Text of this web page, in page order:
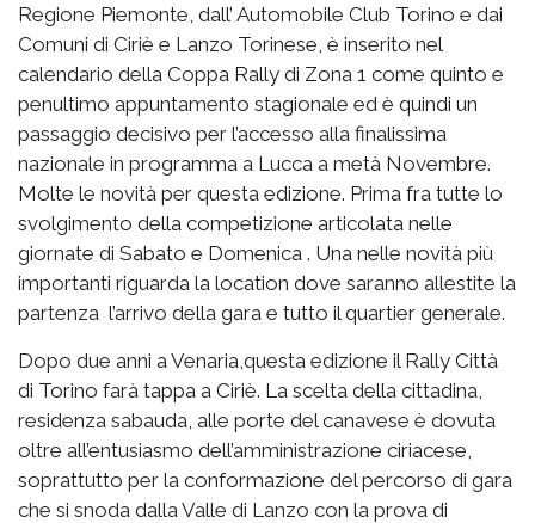
Regione Piemonte, dall’ Automobile Club Torino e dai
Comuni di Ciriè e Lanzo Torinese, è inserito nel
calendario della Coppa Rally di Zona 1 come quinto e
penultimo appuntamento stagionale ed è quindi un
passaggio decisivo per l’accesso alla finalissima
nazionale in programma a Lucca a metà Novembre.
Molte le novità per questa edizione. Prima fra tutte lo
svolgimento della competizione articolata nelle
giornate di Sabato e Domenica . Una nelle novità più
importanti riguarda la location dove saranno allestite la
partenza l’arrivo della gara e tutto il quartier generale.
Dopo due anni a Venaria,questa edizione il Rally Città
di Torino farà tappa a Ciriè. La scelta della cittadina,
residenza sabauda, alle porte del canavese è dovuta
oltre all’entusiasmo dell’amministrazione ciriacese,
soprattutto per la conformazione del percorso di gara
che si snoda dalla Valle di Lanzo con la prova di